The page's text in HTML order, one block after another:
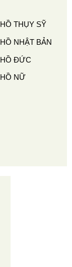
THỤY SỸ
NHẬT BẢN
ĐỨC
NỮ